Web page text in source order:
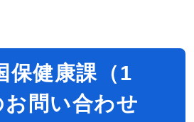
保健康課（1
お問い合わせ